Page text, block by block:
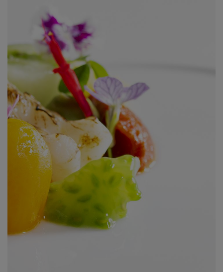
gebruikt door de eigenaar van de bezochte website.